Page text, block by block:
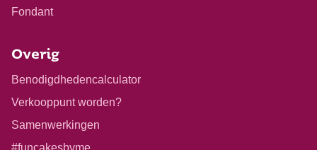
Fondant
Overig
Benodigdhedencalculator
Verkooppunt worden?
Samenwerkingen
#funcakesbyme